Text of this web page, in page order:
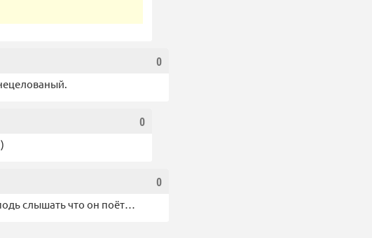
0
0
0
слышать что он поёт…